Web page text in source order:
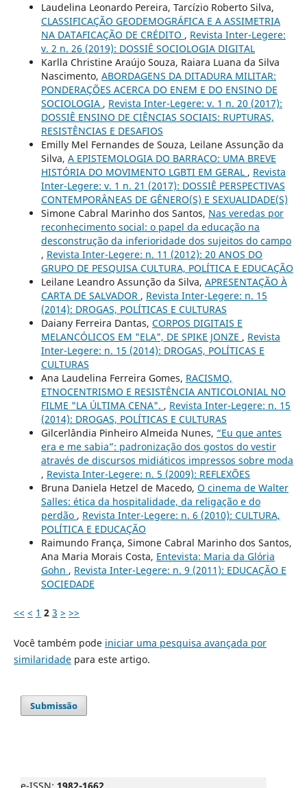
Laudelina Leonardo Pereira, Tarcízio Roberto Silva,
CLASSIFICAÇÃO GEODEMOGRÁFICA E A ASSIMETRIA
NA DATAFICAÇÃO DE CRÉDITO , Revista Inter-Legere:
v. 2 n. 26 (2019): DOSSIÊ SOCIOLOGIA DIGITAL
Karlla Christine Araújo Souza, Raiara Luana da Silva
Nascimento, ABORDAGENS DA DITADURA MILITAR:
PONDERAÇÕES ACERCA DO ENEM E DO ENSINO DE
SOCIOLOGIA , Revista Inter-Legere: v. 1 n. 20 (2017):
DOSSIÊ ENSINO DE CIÊNCIAS SOCIAIS: RUPTURAS,
RESISTÊNCIAS E DESAFIOS
Emilly Mel Fernandes de Souza, Leilane Assunção da
Silva, A EPISTEMOLOGIA DO BARRACO: UMA BREVE
HISTÓRIA DO MOVIMENTO LGBTI EM GERAL , Revista
Inter-Legere: v. 1 n. 21 (2017): DOSSIÊ PERSPECTIVAS
CONTEMPORÂNEAS DE GÊNERO(S) E SEXUALIDADE(S)
Simone Cabral Marinho dos Santos, Nas veredas por
reconhecimento social: o papel da educação na
desconstrução da inferioridade dos sujeitos do campo
, Revista Inter-Legere: n. 11 (2012): 20 ANOS DO
GRUPO DE PESQUISA CULTURA, POLÍTICA E EDUCAÇÃO
Leilane Leandro Assunção da Silva, APRESENTAÇÃO À
CARTA DE SALVADOR , Revista Inter-Legere: n. 15
(2014): DROGAS, POLÍTICAS E CULTURAS
Daiany Ferreira Dantas, CORPOS DIGITAIS E
MELANCÓLICOS EM "ELA", DE SPIKE JONZE , Revista
Inter-Legere: n. 15 (2014): DROGAS, POLÍTICAS E
CULTURAS
Ana Laudelina Ferreira Gomes, RACISMO,
ETNOCENTRISMO E RESISTÊNCIA ANTICOLONIAL NO
FILME "LA ÚLTIMA CENA". , Revista Inter-Legere: n. 15
(2014): DROGAS, POLÍTICAS E CULTURAS
Gilcerlândia Pinheiro Almeida Nunes, “Eu que antes
era e me sabia”: padronização dos gostos do vestir
através de discursos midiáticos impressos sobre moda
, Revista Inter-Legere: n. 5 (2009): REFLEXÕES
Bruna Daniela Hetzel de Macedo, O cinema de Walter
Salles: ética da hospitalidade, da religação e do
perdão , Revista Inter-Legere: n. 6 (2010): CULTURA,
POLÍTICA E EDUCAÇÃO
Raimundo França, Simone Cabral Marinho dos Santos,
Ana Maria Morais Costa, Entevista: Maria da Glória
Gohn , Revista Inter-Legere: n. 9 (2011): EDUCAÇÃO E
SOCIEDADE
<< < 1 2 3 > >>
Você também pode iniciar uma pesquisa avançada por
similaridadepara este artigo.
Submissão